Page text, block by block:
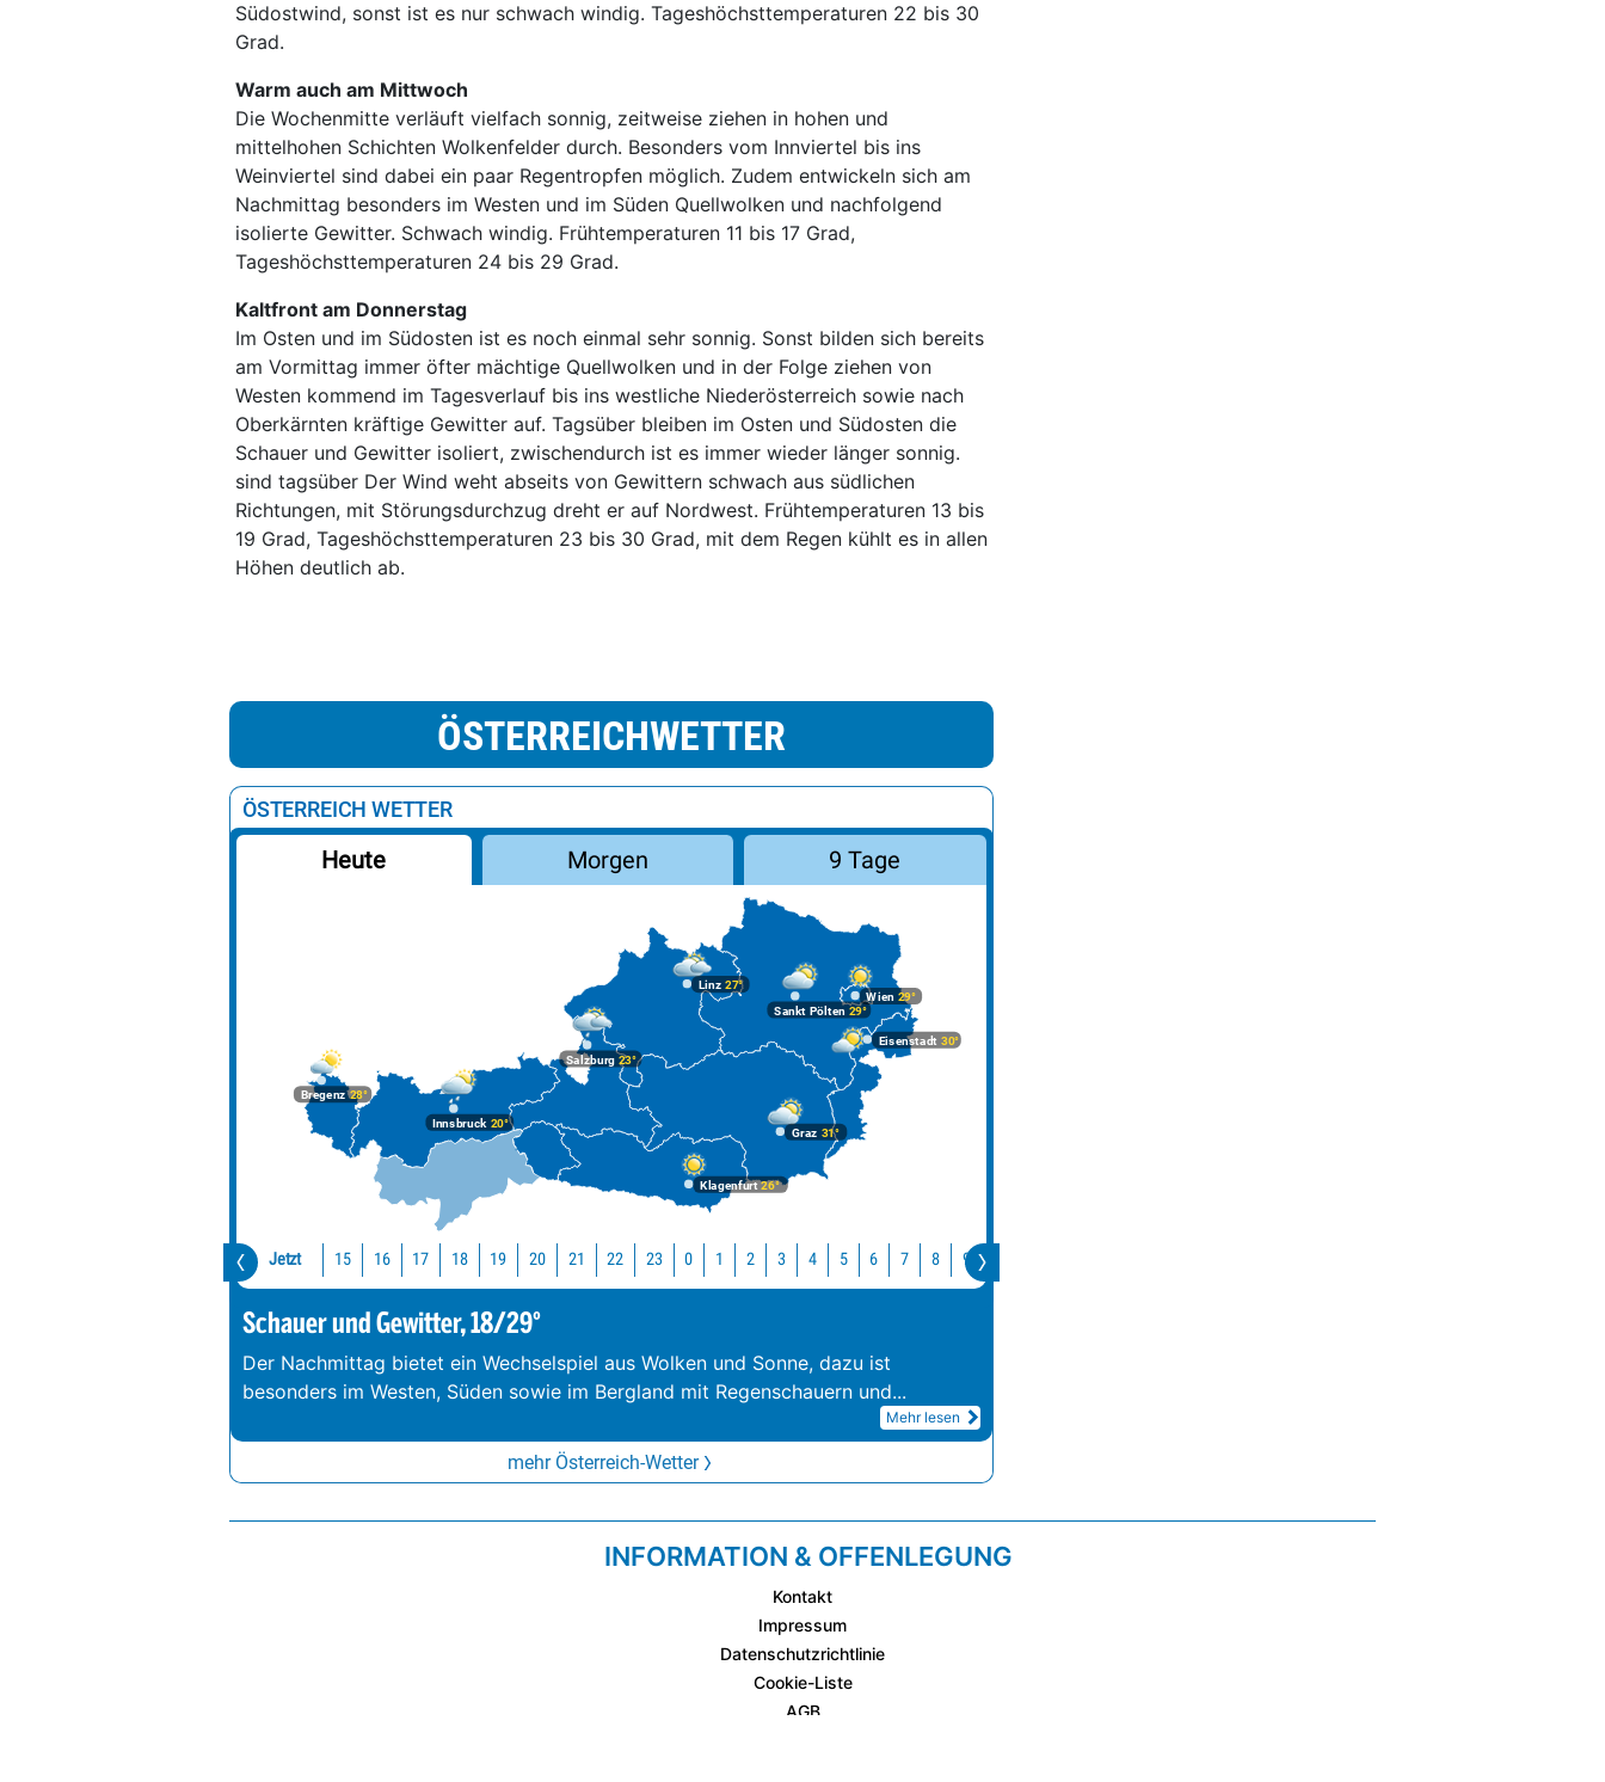
Südostwind, sonst ist es nur schwach windig. Tageshöchsttemperaturen 22 bis 30
Grad.
Warm auch am Mittwoch
Die Wochenmitte verläuft vielfach sonnig, zeitweise ziehen in hohen und
mittelhohen Schichten Wolkenfelder durch. Besonders vom Innviertel bis ins
Weinviertel sind dabei ein paar Regentropfen möglich. Zudem entwickeln sich am
Nachmittag besonders im Westen und im Süden Quellwolken und nachfolgend
isolierte Gewitter. Schwach windig. Frühtemperaturen 11 bis 17 Grad,
Tageshöchsttemperaturen 24 bis 29 Grad.
Kaltfront am Donnerstag
Im Osten und im Südosten ist es noch einmal sehr sonnig. Sonst bilden sich bereits
am Vormittag immer öfter mächtige Quellwolken und in der Folge ziehen von
Westen kommend im Tagesverlauf bis ins westliche Niederösterreich sowie nach
Oberkärnten kräftige Gewitter auf. Tagsüber bleiben im Osten und Südosten die
Schauer und Gewitter isoliert, zwischendurch ist es immer wieder länger sonnig.
sind tagsüber Der Wind weht abseits von Gewittern schwach aus südlichen
Richtungen, mit Störungsdurchzug dreht er auf Nordwest. Frühtemperaturen 13 bis
19 Grad, Tageshöchsttemperaturen 23 bis 30 Grad, mit dem Regen kühlt es in allen
Höhen deutlich ab.
ÖSTERREICHWETTER
ÖSTERREICH WETTER
Heute Morgen 9 Tage
Bregenz28°
Graz 31°
Innsbruck20°
Klagenfurt26°
Linz 27°
Salzburg23°
Wien 29°
Eisenstadt 30°
Sankt Pölten 29°
Jetzt 15 16 17 18 19 20 21 22 23 0 1 2 3 4 5 6 7 8 9
Schauer und Gewitter, 18/29°
Der Nachmittag bietet ein Wechselspiel aus Wolken und Sonne, dazu ist
besonders im Westen, Süden sowie im Bergland mit Regenschauern und...
Mehr lesen
mehr Österreich-Wetter
INFORMATION & OFFENLEGUNG
Kontakt
Impressum
Datenschutzrichtlinie
Cookie-Liste
AGB